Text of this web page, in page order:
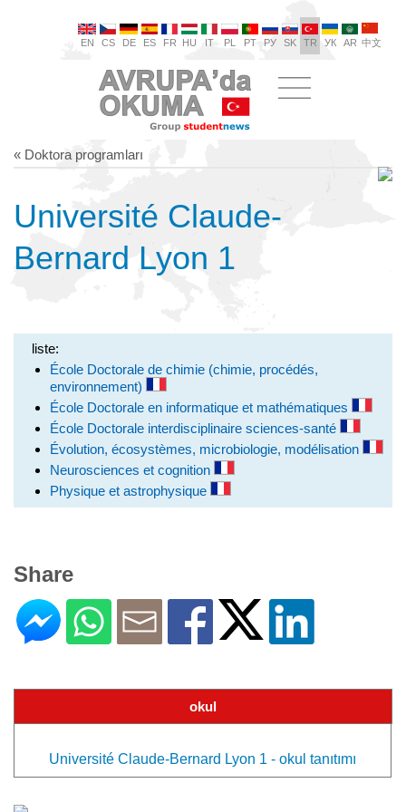
EN CS DE ES FR HU IT PL PT РУ SK TR УК AR 中文
« Doktora programları
Université Claude-
Bernard Lyon 1
liste:
École Doctorale de chimie (chimie, procédés,
environnement)
École Doctorale en informatique et mathématiques
École Doctorale interdisciplinaire sciences-santé
Évolution, écosystèmes, microbiologie, modélisation
Neurosciences et cognition
Physique et astrophysique
Share
okul
Université Claude-Bernard Lyon 1 - okul tanıtımı